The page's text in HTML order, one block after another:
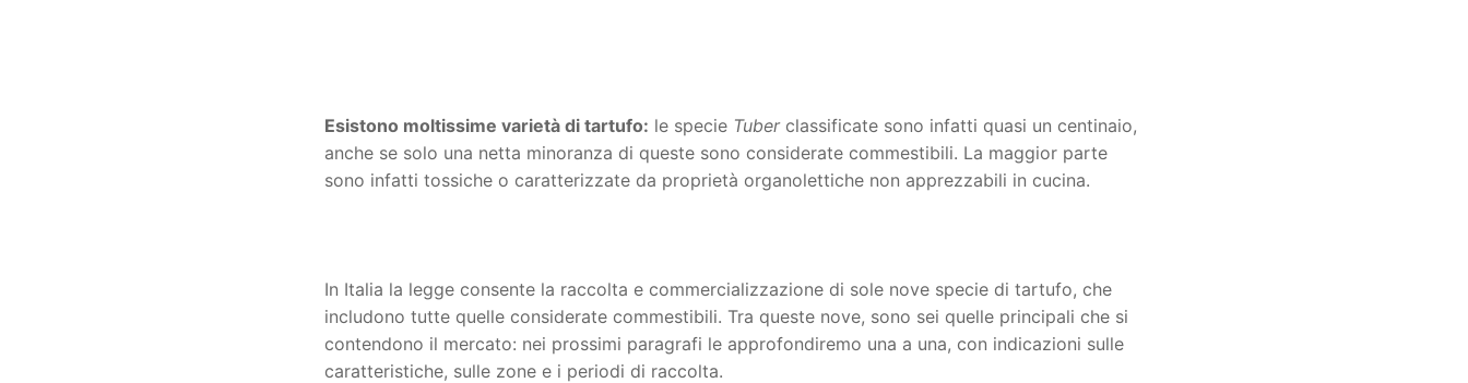
Esistono moltissime varietà di tartufo: le specie Tuber classificate sono infatti quasi un centinaio,
anche se solo una netta minoranza di queste sono considerate commestibili. La maggior parte
sono infatti tossiche o caratterizzate da proprietà organolettiche non apprezzabili in cucina.
In Italia la legge consente la raccolta e commercializzazione di sole nove specie di tartufo, che
includono tutte quelle considerate commestibili. Tra queste nove, sono sei quelle principali che si
contendono il mercato: nei prossimi paragrafi le approfondiremo una a una, con indicazioni sulle
caratteristiche, sulle zone e i periodi di raccolta.